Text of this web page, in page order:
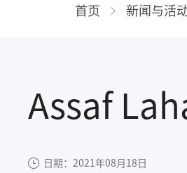
首页 新闻与活
Assaf
日期：2021年08月18日